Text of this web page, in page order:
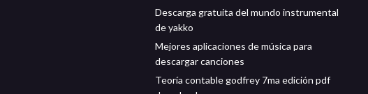
Descarga gratuita del mundo instrumental
de yakko
Mejores aplicaciones de música para
descargar canciones
Teoría contable godfrey 7ma edición pdf